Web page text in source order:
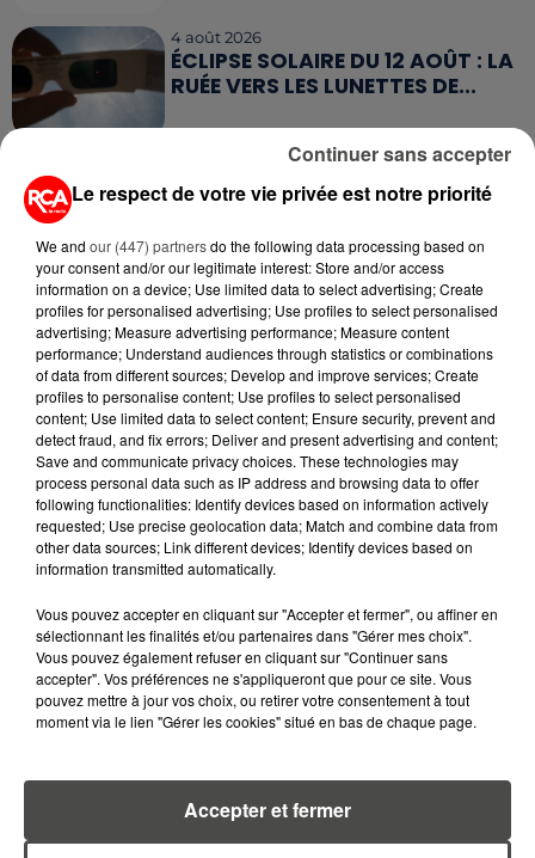
4 août 2026
ÉCLIPSE SOLAIRE DU 12 AOÛT : LA
RUÉE VERS LES LUNETTES DE...
CAMPING-CAR : CE QUE VOUS
AVEZ LE DROIT DE FAIRE... ET LES
ERREURS...
3 août 2026
ASSURANCES : TOUT SAVOIR
SUR L'AUGMENTATION DE LA «
TAXE ATTENTAT »...
RETROUVEZ TOUTE L'ACTU DE LA RÉGION ET
RECEVEZ LES ALERTES INFOS DE LA RÉDACTION
EN TÉLÉCHARGEANT L'APPLICATION MOBILE
RCA
LA RÉDACTION
RCA
Voir toute l'équipe RCA
DIMITRI COUTAND
Le respect de votre vie privée est notre priorité
We and our (447) partnersdo the following data processing based on
your consent and/or our legitimate interest: Store and/or access
information on a device; Use limited data to select advertising; Create
profiles for personalised advertising; Use profiles to select personalised
advertising; Measure advertising performance; Measure content
performance; Understand audiences through statistics or combinations
of data from different sources; Develop and improve services; Create
profiles to personalise content; Use profiles to select personalised
content; Use limited data to select content; Ensure security, prevent and
detect fraud, and fix errors; Deliver and present advertising and content;
Save and communicate privacy choices. These technologies may
process personal data such as IP address and browsing data to offer
following functionalities: Identify devices based on information actively
requested; Use precise geolocation data; Match and combine data from
other data sources; Link different devices; Identify devices based on
information transmitted automatically.
Vous pouvez accepter en cliquant sur "Accepter et fermer", ou affiner en
sélectionnant les finalités et/ou partenaires dans "Gérer mes choix".
Vous pouvez également refuser en cliquant sur "Continuer sans
accepter". Vos préférences ne s'appliqueront que pour ce site. Vous
pouvez mettre à jour vos choix, ou retirer votre consentement à tout
moment via le lien "Gérer les cookies" situé en bas de chaque page.
Accepter et fermer
Continuer sans accepter